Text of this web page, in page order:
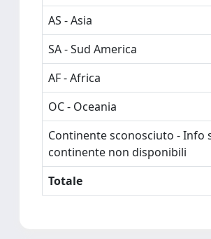
AS - Asia
SA - Sud America
AF - Africa
OC - Oceania
Continente sconosciuto - Info
continente non disponibili
Totale